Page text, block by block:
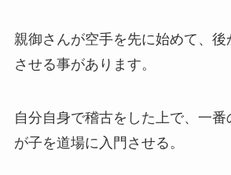
親御さんが空手を先に始めて、後
させる事があります。
自分自身で稽古をした上で、一
が子を道場に入門させる。